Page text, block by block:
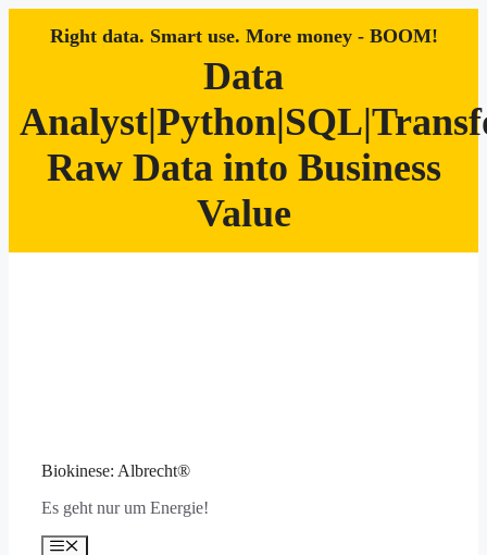
Right data. Smart use. More money - BOOM!
Data
Raw Data into Business
Value
Biokinese: Albrecht®
Es geht nur um Energie!
Menü